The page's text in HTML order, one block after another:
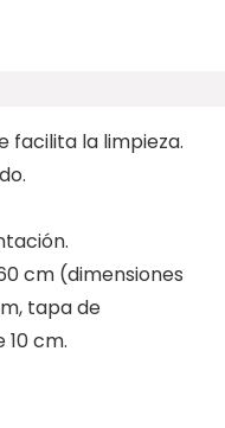
facilita la limpieza.
cm (dimensiones
tapa de
cm.